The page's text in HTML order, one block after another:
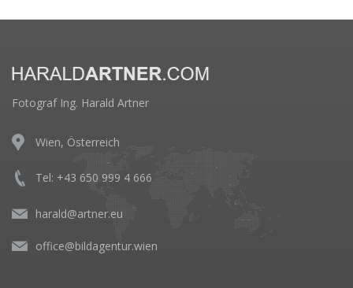
Fotograf Ing. Harald Artner
Wien, Österreich
Tel: +43 650 999 4 666
harald@artner.eu
office@bildagentur.wien